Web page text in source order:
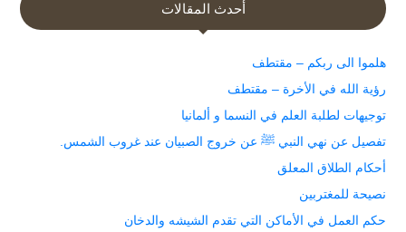
أحدث المقالات
هلموا الى ربكم – مقتطف
رؤية الله في الأخرة – مقتطف
توجيهات لطلبة العلم في النسما و ألمانيا
تفصيل عن نهي النبي ﷺ عن خروج الصبيان عند غروب الشمس.
أحكام الطلاق المعلق
نصيحة للمغتربين
حكم العمل في الأماكن التي تقدم الشيشه والدخان